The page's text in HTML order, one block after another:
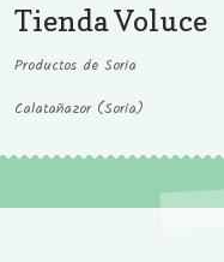
Tienda Voluce
Productos de Soria
Calatañazor (Soria)